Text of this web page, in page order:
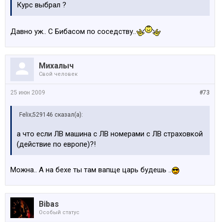
Курс выбрал ?
Давно уж.. С Бибасом по соседству..
Михалыч
Свой человек
#73
25 июн 2009
Felix;529146 сказал(а):
а что если ЛВ машина с ЛВ номерами с ЛВ страховкой
(действие по европе)?!
Можна.. А на бехе ты там вапще царь будешь ..
Bibas
Особый статус